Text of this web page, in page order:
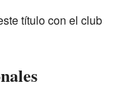
título con el club